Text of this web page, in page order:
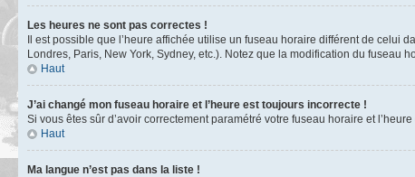
Les heures ne sont pas correctes !
Il est possible que l’heure affichée utilise un fuseau horaire différent de celui
Londres, Paris, New York, Sydney, etc.). Notez que la modification du fuseau
Haut
J’ai changé mon fuseau horaire et l’heure est toujours incorrecte !
Si vous êtes sûr d’avoir correctement paramétré votre fuseau horaire et
Haut
Ma langue n’est pas dans la liste !